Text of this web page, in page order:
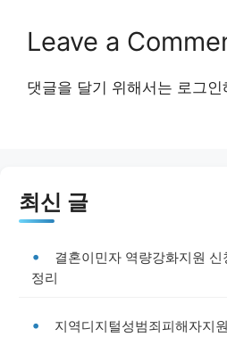
Leave a
댓글을 달기 위해서는 로그인
최신 글
결혼이민자 역량강화지원
정리
지역디지털성범죄피해자지